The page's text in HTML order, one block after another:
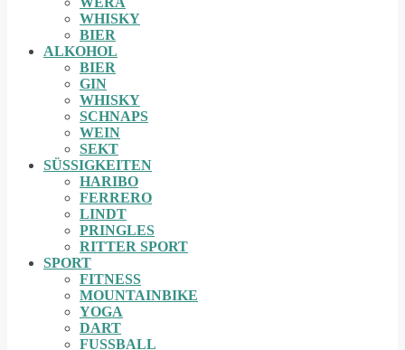
WHISKY
BIER
ALKOHOL
BIER
GIN
WHISKY
SCHNAPS
WEIN
SEKT
SÜSSIGKEITEN
HARIBO
FERRERO
LINDT
PRINGLES
RITTER SPORT
SPORT
FITNESS
MOUNTAINBIKE
YOGA
DART
FUSSBALL